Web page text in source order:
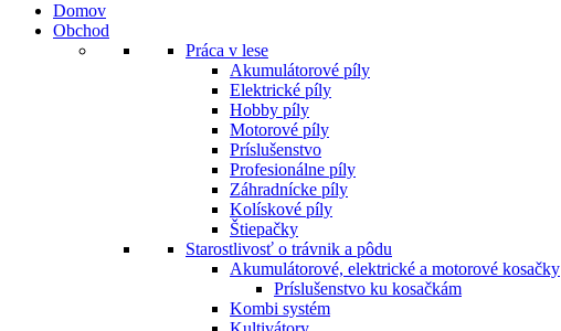
Domov
Obchod
Práca v lese
Akumulátorové píly
Elektrické píly
Hobby píly
Motorové píly
Príslušenstvo
Profesionálne píly
Záhradnícke píly
Kolískové píly
Štiepačky
Starostlivosť o trávnik a pôdu
Akumulátorové, elektrické a motorové kosačky
Príslušenstvo ku kosačkám
Kombi systém